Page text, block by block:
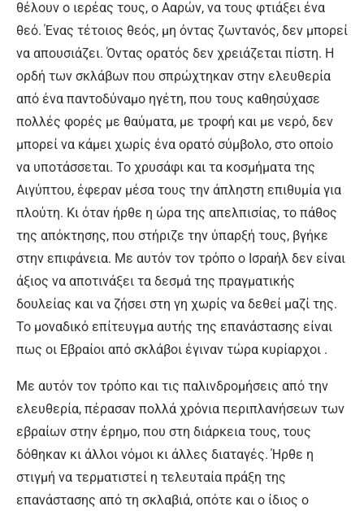
θέλουν ο ιερέας τους, ο Ααρών, να τους φτιάξει ένα
θεό. Ένας τέτοιος θεός, μη όντας ζωντανός, δεν μπορεί
να απουσιάζει. Όντας ορατός δεν χρειάζεται πίστη. Η
ορδή των σκλάβων που σπρώχτηκαν στην ελευθερία
από ένα παντοδύναμο ηγέτη, που τους καθησύχασε
πολλές φορές με θαύματα, με τροφή και με νερό, δεν
μπορεί να κάμει χωρίς ένα ορατό σύμβολο, στο οποίο
να υποτάσσεται. Το χρυσάφι και τα κοσμήματα της
Αιγύπτου, έφεραν μέσα τους την άπληστη επιθυμία για
πλούτη. Κι όταν ήρθε η ώρα της απελπισίας, το πάθος
της απόκτησης, που στήριζε την ύπαρξή τους, βγήκε
στην επιφάνεια. Με αυτόν τον τρόπο ο Ισραήλ δεν είναι
άξιος να αποτινάξει τα δεσμά της πραγματικής
δουλείας και να ζήσει στη γη χωρίς να δεθεί μαζί της.
Το μοναδικό επίτευγμα αυτής της επανάστασης είναι
πως οι Εβραίοι από σκλάβοι έγιναν τώρα κυρίαρχοι .
Με αυτόν τον τρόπο και τις παλινδρομήσεις από την
ελευθερία, πέρασαν πολλά χρόνια περιπλανήσεων των
εβραίων στην έρημο, που στη διάρκεια τους, τους
δόθηκαν κι άλλοι νόμοι κι άλλες διαταγές. Ήρθε η
στιγμή να τερματιστεί η τελευταία πράξη της
επανάστασης από τη σκλαβιά, οπότε και ο ίδιος ο